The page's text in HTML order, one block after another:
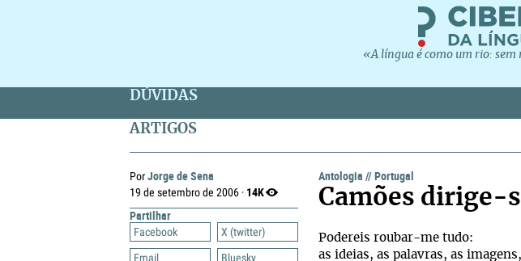
«A língua é como um rio: sem
DÚVIDAS
ARTIGOS
PorJorge de Sena
19 de setembro de 2006 · 14K
Partilhar
Facebook
X (twitter)
Email
Bluesky
Antologia //Portugal
Camões dirige-
Podereis roubar-me tudo:
as ideias, as palavras, as imagens,